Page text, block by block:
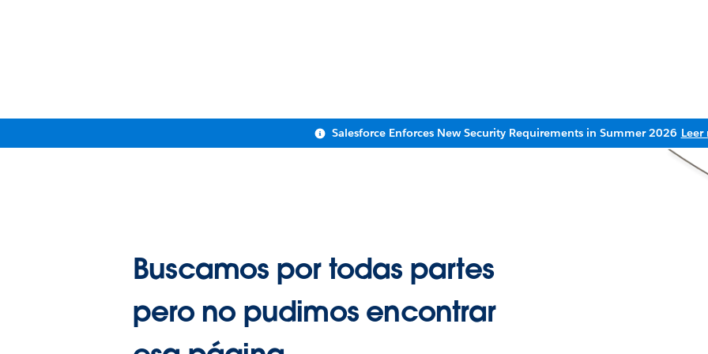
Salesforce Enforces New Security Requirements in Summer 2026 Leer
Buscamos por todas partes
pero no pudimos encontrar